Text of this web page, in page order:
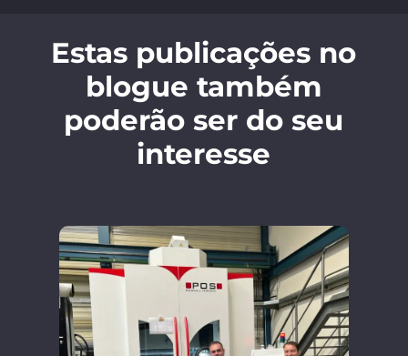
Estas publicações no
blogue também
poderão ser do seu
interesse